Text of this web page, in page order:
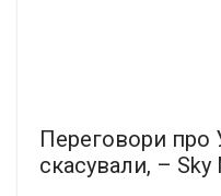
Переговори про
скасували, – Sky